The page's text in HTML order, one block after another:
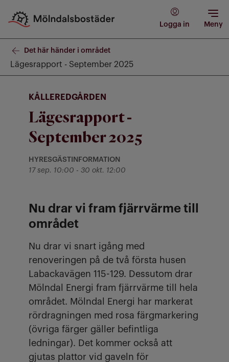
Logga in Meny
Det här händer i området
Lägesrapport - September 2025
KÅLLEREDGÅRDEN
Lägesrapport -
September 2025
HYRESGÄSTINFORMATION
Kategori: Hyresgästinformation
17 sep. 10:00 till
- 30 okt. 12:00
Nu drar vi fram fjärrvärme till
området
Nu drar vi snart igång med
renoveringen på de två första husen
Labackavägen 115-129. Dessutom drar
Mölndal Energi fram fjärrvärme till hela
området. Mölndal Energi har markerat
rördragningen med rosa färgmarkering
(övriga färger gäller befintliga
ledningar). Det kommer också att
gjutas plattor vid gaveln för